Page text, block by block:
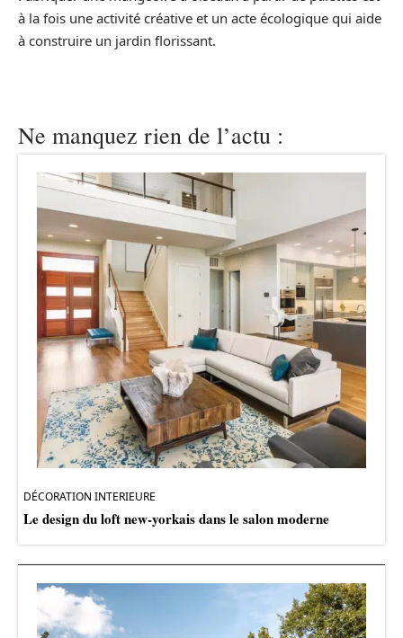
à la fois une activité créative et un acte écologique qui aide
à construire un jardin florissant.
Ne manquez rien de l’actu :
DÉCORATION INTERIEURE
Le design du loft new-yorkais dans le salon moderne